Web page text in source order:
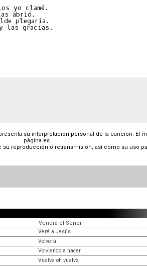
yo clamé.
abrió.
plegaria.
las gracias.
su interpretación personal de la canción. El
página es
su reproducción o retransmisión, así como su uso
Vendrá el Señor
Veré a Jesús
Volverá
Volviendo a nacer
Vuelve oh vuelve